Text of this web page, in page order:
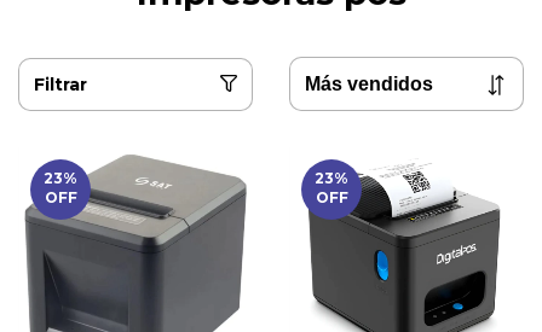
Filtrar
23%
OFF
23%
OFF